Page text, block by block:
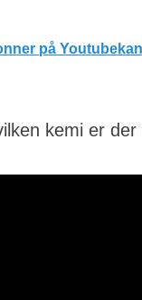
på
kemi er der